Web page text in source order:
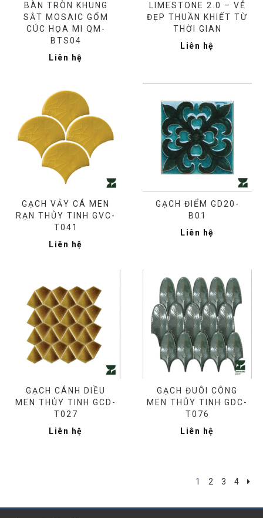
BÀN TRÒN KHUNG
SẮT MOSAIC GỐM
CÚC HỌA MI QM-
BTS04
Liên hệ
LIMESTONE 2.0 – VẺ
ĐẸP THUẦN KHIẾT TỪ
THỜI GIAN
Liên hệ
GẠCH VẢY CÁ MEN
RẠN THỦY TINH GVC-
T041
Liên hệ
GẠCH ĐIỂM GD20-
B01
Liên hệ
GẠCH CÁNH DIỀU
MEN THỦY TINH GCD-
T027
Liên hệ
GẠCH ĐUÔI CÔNG
MEN THỦY TINH GDC-
T076
Liên hệ
1 2 3 4